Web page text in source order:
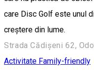
care Disc Golf este unul
creștere din lume.
Strada Cădișeni 62,
Activitate Family-friendly